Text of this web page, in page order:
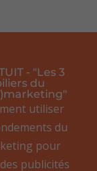
- "Les 3
du
utiliser
du
pour
publicités